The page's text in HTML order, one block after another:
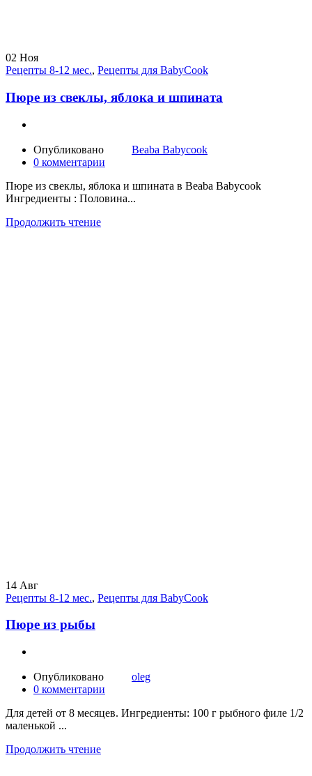
02 Ноя
Рецепты 8-12 мес., Рецепты для BabyCook
Пюре из свеклы, яблока и шпината
Опубликовано
Beaba Babycook
0 комментарии
Пюре из свеклы, яблока и шпината в Beaba Babycook
Ингредиенты : Половина...
Продолжить чтение
14 Авг
Рецепты 8-12 мес., Рецепты для BabyCook
Пюре из рыбы
Опубликовано
oleg
0 комментарии
Для детей от 8 месяцев. Ингредиенты: 100 г рыбного филе 1/2
маленькой ...
Продолжить чтение